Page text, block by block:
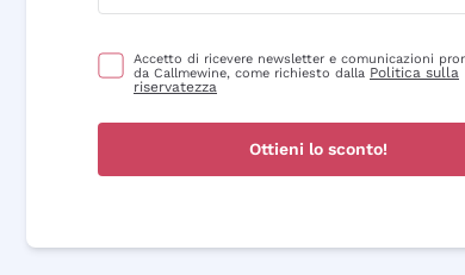
Accetto di ricevere newsletter e comunicazioni
da Callmewine, come richiesto dalla Politica sulla
riservatezza
Ottieni lo sconto!